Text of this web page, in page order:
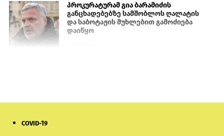
პროკურატურამ გია ბარამიძის
განცხადებებზე სამშობლოს ღალატის
და საბოტაჟის მუხლებით გამოძიება
დაიწყო
COVID-19